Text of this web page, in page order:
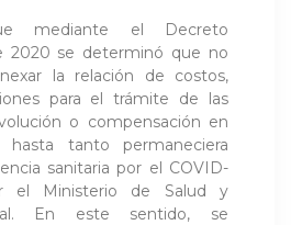
mediante el Decreto
2020 se determinó que no
la relación de costos,
para el trámite de las
o compensación en
hasta tanto permaneciera
sanitaria por el COVID-
el Ministerio de Salud y
En este sentido, se